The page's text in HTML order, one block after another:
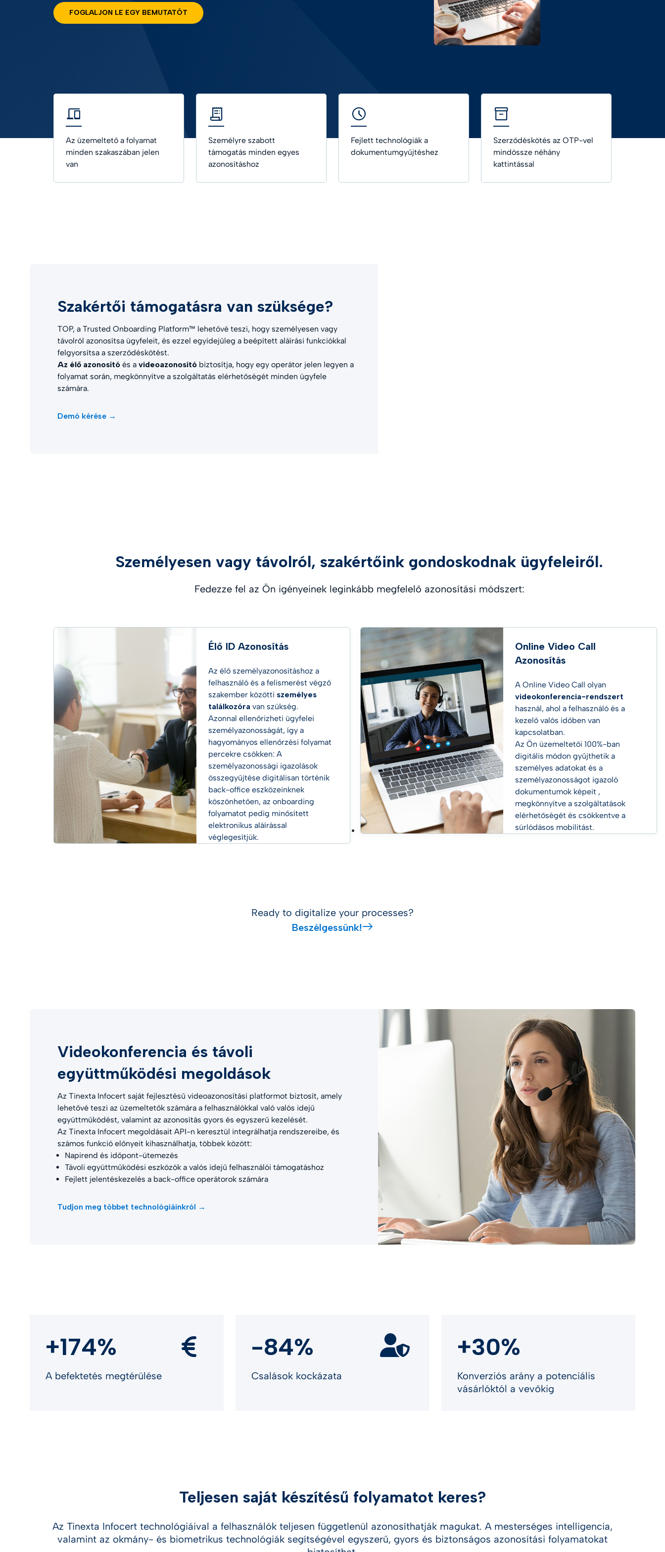
Önazonosítás Fejlesztés és API
Tudásközpont
Telco
Digital future magazine
FOGLALJON LE EGY BEMUTATÓT
Az üzemeltető a folyamat
minden szakaszában jelen
van
Személyre szabott
támogatás minden egyes
azonosításhoz
Fejlett technológiák a
dokumentumgyűjtéshez
Szerződéskötés az OTP-vel
mindössze néhány
kattintással
Szakértői támogatásra van szüksége?
TOP, a Trusted Onboarding Platform™ lehetővé teszi, hogy személyesen vagy
távolról azonosítsa ügyfeleit, és ezzel egyidejűleg a beépített aláírási funkciókkal
felgyorsítsa a szerződéskötést.
Az élő azonosító és a videoazonosító biztosítja, hogy egy operátor jelen legyen a
folyamat során, megkönnyítve a szolgáltatás elérhetőségét minden ügyfele
számára.
Demó kérése →
Személyesen vagy távolról, szakértőink gondoskodnak ügyfeleiről.
Fedezze fel az Ön igényeinek leginkább megfelelő azonosítási módszert:
Élő ID Azonosítás
Az élő személyazonosításhoz a
felhasználó és a felismerést végző
szakember közötti személyes
találkozóra van szükség.
Azonnal ellenőrizheti ügyfelei
személyazonosságát, így a
hagyományos ellenőrzési folyamat
percekre csökken: A
személyazonossági igazolások
összegyűjtése digitálisan történik
back-office eszközeinknek
köszönhetően, az onboarding
folyamatot pedig minősített
elektronikus aláírással
véglegesítjük.
Online Video Call
Azonosítás
A Online Video Call olyan
videokonferencia-rendszert
használ, ahol a felhasználó és a
kezelő valós időben van
kapcsolatban.
Az Ön üzemeltetői 100%-ban
digitális módon gyűjthetik a
személyes adatokat és a
személyazonosságot igazoló
dokumentumok képeit ,
megkönnyítve a szolgáltatások
elérhetőségét és csökkentve a
súrlódásos mobilitást.
Ready to digitalize your processes?
Beszélgessünk!
Videokonferencia és távoli
együttműködési megoldások
Az Tinexta Infocert saját fejlesztésű videoazonosítási platformot biztosít, amely
lehetővé teszi az üzemeltetők számára a felhasználókkal való valós idejű
együttműködést, valamint az azonosítás gyors és egyszerű kezelését.
Az Tinexta Infocert megoldásait API-n keresztül integrálhatja rendszereibe, és
számos funkció előnyeit kihasználhatja, többek között:
Napirend és időpont-ütemezés
Távoli együttműködési eszközök a valós idejű felhasználói támogatáshoz
Fejlett jelentéskezelés a back-office operátorok számára
Tudjon meg többet technológiáinkról →
+174%
A befektetés megtérülése
-84%
Csalások kockázata
+30%
Konverziós arány a potenciális
vásárlóktól a vevőkig
Teljesen saját készítésű folyamatot keres?
Az Tinexta Infocert technológiáival a felhasználók teljesen függetlenül azonosíthatják magukat. A mesterséges intelligencia,
valamint az okmány- és biometrikus technológiák segítségével egyszerű, gyors és biztonságos azonosítási folyamatokat